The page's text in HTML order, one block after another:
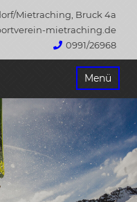
Mietraching, Bruck 4a
mietraching.de
0991/26968
Menü